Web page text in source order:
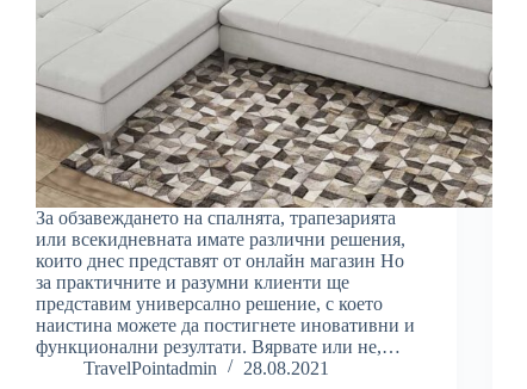
За обзавеждането на спалнята, трапезарията
или всекидневната имате различни решения,
които днес представят от онлайн магазин Но
за практичните и разумни клиенти ще
представим универсално решение, с което
наистина можете да постигнете иновативни и
функционални резултати. Вярвате или не,…
TravelPointadmin
28.08.2021